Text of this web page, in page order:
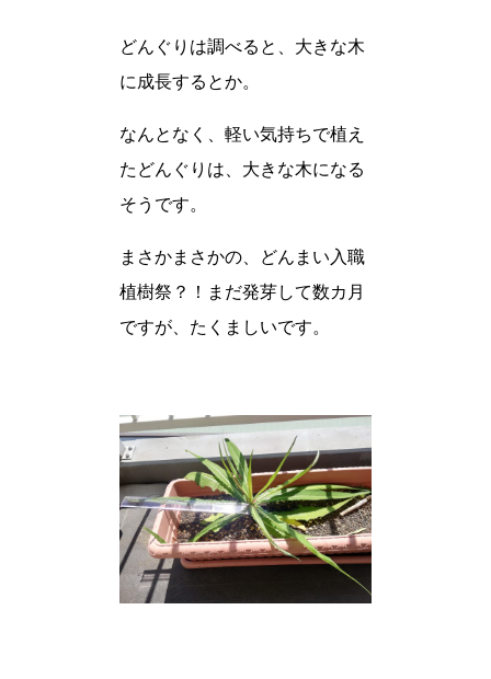
どんぐりは調べると、大きな木
に成長するとか。
なんとなく、軽い気持ちで植え
たどんぐりは、大きな木になる
そうです。
まさかまさかの、どんまい入職
植樹祭？！まだ発芽して数カ月
ですが、たくましいです。